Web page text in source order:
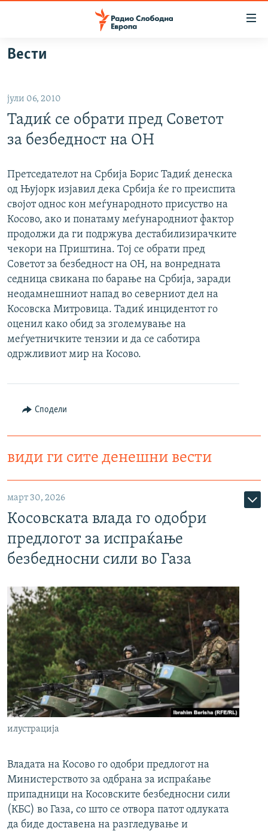
Оди
на
Оди
на
главната
навигација
на
пребарување
ВИЗУЕЛНО
ВЕСТИ
ШТО ТРЕБА ДА ЗНАЕТЕ
ПРИЈАВИ СЕ ЗА ЊУЗЛЕТЕР
ПОДКАСТ ЗОШТО?
СЛЕДЕТЕ НЕ
РСЕ веб страници
Вести
јули 06, 2010
Тадиќ се обрати пред Советот
за безбедност на ОН
Претседателот на Србија Борис Тадиќ денеска
од Њујорк изјавил дека Србија ќе го преиспита
својот однос кон меѓународното присуство на
Косово, ако и понатаму меѓународниот фактор
продолжи да ги подржува дестабилизирачките
чекори на Приштина. Тој се обрати пред
Советот за безбедност на ОН, на вонредната
седница свикана по барање на Србија, заради
неодамнешниот напад во северниот дел на
Косовска Митровица. Тадиќ инцидентот го
оценил како обид за зголемување на
меѓуетничките тензии и да се саботира
одржливиот мир на Косово.
Сподели
види ги сите денешни вести
март 30, 2026
Косовската влада го одобри
предлогот за испраќање
безбедносни сили во Газа
илустрација
Владата на Косово го одобри предлогот на
Министерството за одбрана за испраќање
припадници на Косовските безбедносни сили
(КБС) во Газа, со што се отвора патот одлуката
да биде доставена на разгледување и